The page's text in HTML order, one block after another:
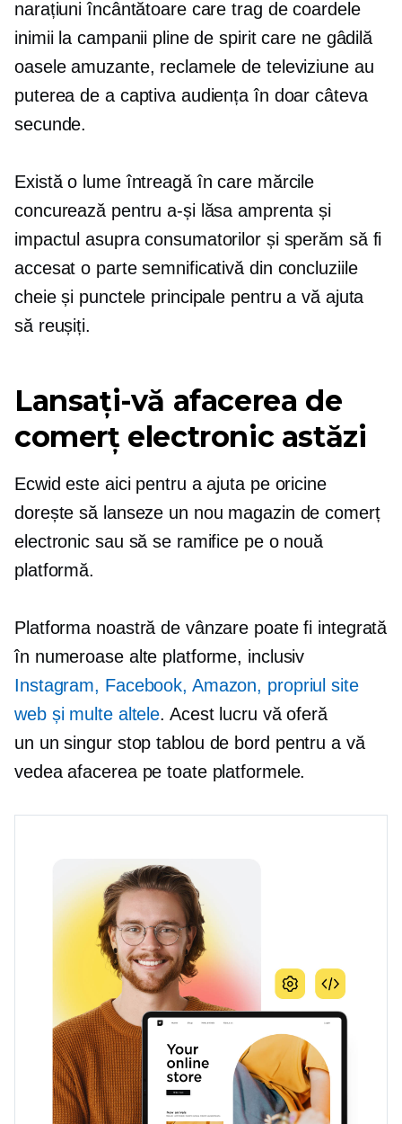
narațiuni încântătoare care trag de coardele
inimii la campanii pline de spirit care ne gâdilă
oasele amuzante, reclamele de televiziune au
puterea de a captiva audiența în doar câteva
secunde.
Există o lume întreagă în care mărcile
concurează pentru a-și lăsa amprenta și
impactul asupra consumatorilor și sperăm să fi
accesat o parte semnificativă din concluziile
cheie și punctele principale pentru a vă ajuta
să reușiți.
Lansați-vă afacerea de
comerț electronic astăzi
Ecwid este aici pentru a ajuta pe oricine
dorește să lanseze un nou magazin de comerț
electronic sau să se ramifice pe o nouă
platformă.
Platforma noastră de vânzare poate fi integrată
în numeroase alte platforme, inclusiv
Instagram, Facebook, Amazon, propriul site
web și multe altele. Acest lucru vă oferă
un un singur stop tablou de bord pentru a vă
vedea afacerea pe toate platformele.